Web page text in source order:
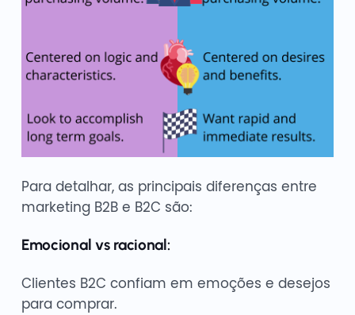
Para detalhar, as principais diferenças entre
marketing B2B e B2C são:
Emocional vs racional:
Clientes B2C confiam em emoções e desejos
para comprar.